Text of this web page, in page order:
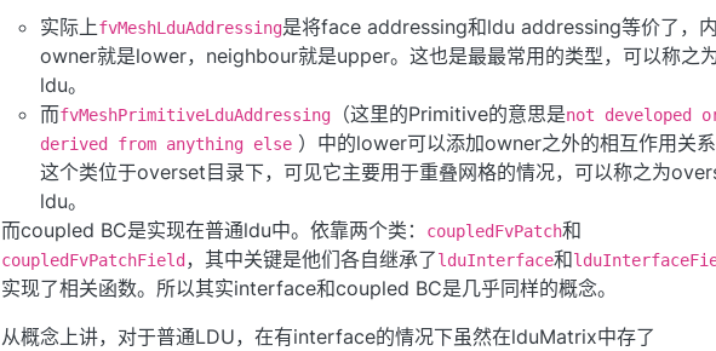
实际上fvMeshLduAddressing是将face addressing和ldu addressing等价了，
owner就是lower，neighbour就是upper。这也是最最常用的类型，可以称之
ldu。
而fvMeshPrimitiveLduAddressing （这里的Primitive的意思是not developed
derived from anything else ）中的lower可以添加owner之外的相互作用关
这个类位于overset目录下，可见它主要用于重叠网格的情况，可以称之为
ldu。
而coupled BC是实现在普通ldu中。依靠两个类：
coupledFvPatch和
coupledFvPatchField ，其中关键是他们各自继承了lduInterface和
实现了相关函数。所以其实interface和coupled BC是几乎同样的概念。
从概念上讲，对于普通LDU，在有interface的情况下虽然在lduMatrix中存了